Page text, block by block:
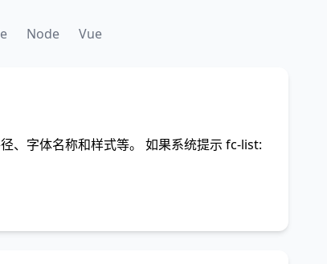
Node Vue
、字体名称和样式等。 如果系统提示 fc-list: